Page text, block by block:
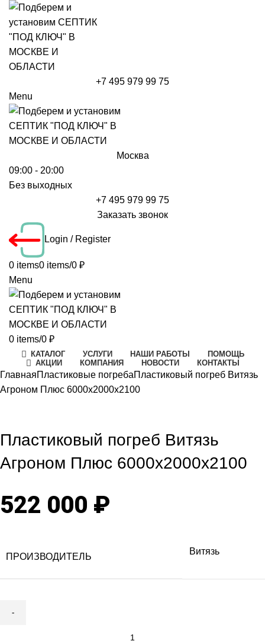
+7 495 979 99 75
Menu
Москва
09:00 - 20:00
Без выходных
+7 495 979 99 75
Заказать звонок
Login / Register
0 items0 items/0 ₽
Menu
0 items/0 ₽
КАТАЛОГ УСЛУГИ НАШИ РАБОТЫ
ПОМОЩЬ
АКЦИИ
КОМПАНИЯ НОВОСТИ КОНТАКТЫ
Главная Пластиковые погребаПластиковый погреб Витязь
Агроном Плюс 6000х2000х2100
Пластиковый погреб Витязь
Агроном Плюс 6000х2000х2100
522 000 ₽
ПРОИЗВОДИТЕЛЬ
Витязь